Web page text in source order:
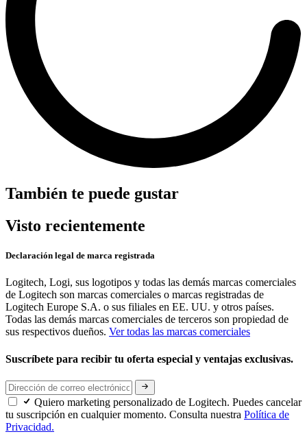
También te puede gustar
Visto recientemente
Declaración legal de marca registrada
Logitech, Logi, sus logotipos y todas las demás marcas comerciales
de Logitech son marcas comerciales o marcas registradas de
Logitech Europe S.A. o sus filiales en EE. UU. y otros países.
Todas las demás marcas comerciales de terceros son propiedad de
sus respectivos dueños. Ver todas las marcas comerciales
Suscríbete para recibir tu oferta especial y ventajas exclusivas.
Quiero marketing personalizado de Logitech. Puedes cancelar
tu suscripción en cualquier momento. Consulta nuestra Política de
Privacidad.